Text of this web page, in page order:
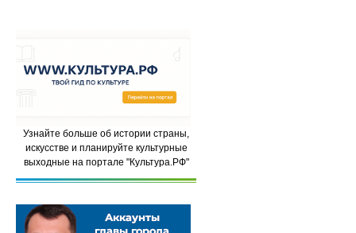
Узнайте больше об истории страны,
искусстве и планируйте культурные
выходные на портале "Культура.РФ"